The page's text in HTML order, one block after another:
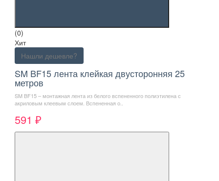
(0)
Хит
Нашли дешевле?
SM BF15 лента клейкая двусторонняя 25
метров
SM BF15 – монтажная лента из белого вспененного полиэтилена с
акриловым клеевым слоем. Вспененная о..
591 ₽